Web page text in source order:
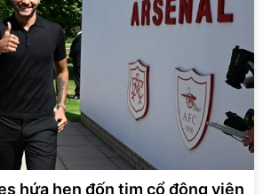
hứa hẹn đốn tim cổ động viên